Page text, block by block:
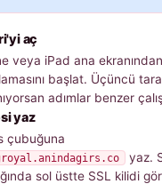
aç
veya iPad ana ekranından
başlat. Üçüncü
adımlar benzer
yaz
çubuğuna
yaz.
sol üstte SSL kilidi